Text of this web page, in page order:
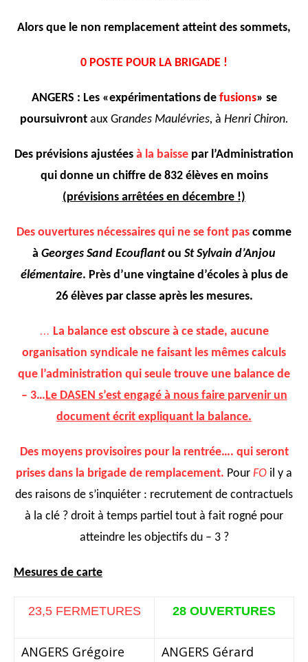
Alors que le non remplacement atteint des sommets,
0 POSTE POUR LA BRIGADE !
ANGERS : Les «expérimentations de fusions» se
poursuivront aux Grandes Maulévries, à Henri Chiron.
Des prévisions ajustées à la baisse par l’Administration
qui donne un chiffre de 832 élèves en moins
(prévisions arrêtées en décembre !)
Des ouvertures nécessaires qui ne se font pas comme
à Georges Sand Ecouflantou St Sylvain d’Anjou
élémentaire. Près d’une vingtaine d’écoles à plus de
26 élèves par classe après les mesures.
… La balance est obscure à ce stade, aucune
organisation syndicale ne faisant les mêmes calculs
que l’administration qui seule trouve une balance de
– 3…Le DASEN s’est engagé à nous faire parvenir un
document écrit expliquant la balance.
Des moyens provisoires pour la rentrée…. qui seront
prises dans la brigade de remplacement. Pour FO il y a
des raisons de s’inquiéter : recrutement de contractuels
à la clé ? droit à temps partiel tout à fait rogné pour
atteindre les objectifs du – 3 ?
Mesures de carte
23,5 FERMETURES 28 OUVERTURES
ANGERS Grégoire ANGERS Gérard